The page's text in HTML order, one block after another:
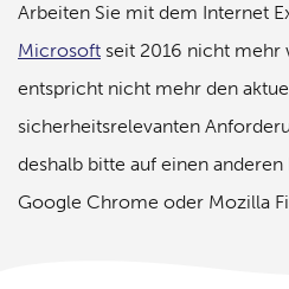
Arbeiten Sie mit dem Internet
Microsoft seit 2016 nicht
entspricht nicht mehr den
sicherheitsrelevanten
deshalb bitte auf einen
Google Chrome oder Mozilla